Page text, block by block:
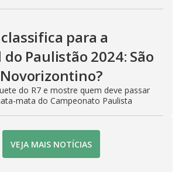
para a
Paulistão 2024: São
do R7 e mostre quem deve passar
mata do Campeonato Paulista
VEJA MAIS NOTÍCIAS